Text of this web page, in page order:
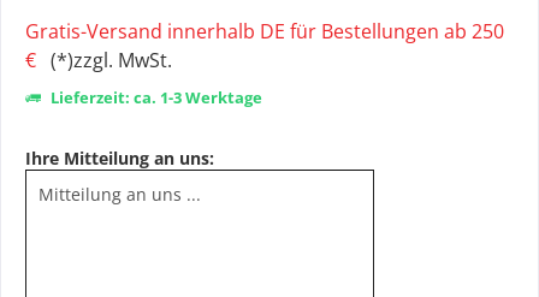
Gratis-Versand innerhalb DE für Bestellungen ab 250
€ (*)zzgl. MwSt.
Lieferzeit: ca. 1-3 Werktage
Ihre Mitteilung an uns: